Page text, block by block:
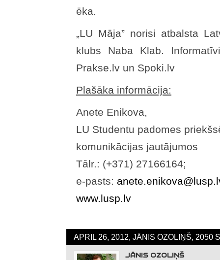
ēka.
„LU Māja” norisi atbalsta
klubs Naba Klab.
Prakse.lv un Spoki.lv
Plašāka informācija:
Anete Enikova,
LU Studentu padomes
komunikācijas jautājumos
Tālr.: (+371) 27166164;
e-pasts:
www.lusp.lv
APRIL 26, 2012, JĀNIS OZOLIŅŠ, 2050
JĀNIS OZOLIŅŠ